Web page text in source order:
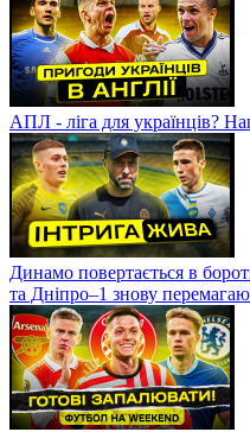
АПЛ - ліга для українців?
Динамо повертається в
та Дніпро–1 знову